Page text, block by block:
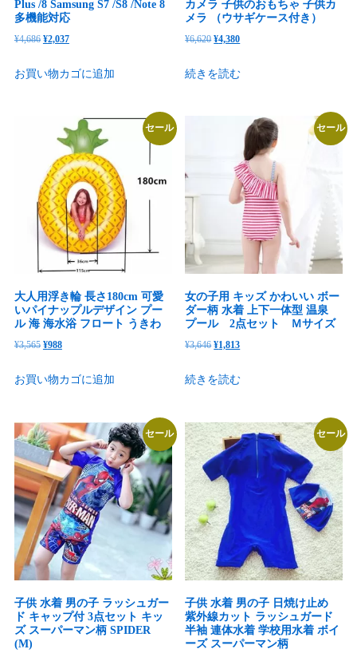
Plus /8 Samsung S7 /S8 /Note 8
多機能対応
¥4,686 元
価
¥4,686
し
た。
¥2,037現
の
は
¥2,037
で
す。
お買い物カゴに追加
カメラ 子供のおもちゃ 子供カ
メラ （ウサギケース付き）
¥6,620 元
価
た。
¥4,380現
は
¥4,380
で
す。
続きを読む
セール
大人用浮き輪 長さ180cm 可愛
いパイナップルデザイン プー
ル 海 海水浴 フロート うきわ
¥3,565 元
価
は
¥3,565
で
し
た。
¥988現
の
格
は
¥988
で
す。
お買い物カゴに追加
セール
女の子用 キッズ かわいい ボー
ダー柄 水着 上下一体型 温泉
プール 2点セット Ｍサイズ
¥3,646 元
価
は
¥3,646
で
し
た。
¥1,813現
格
は
¥1,813
で
続きを読む
セール
子供 水着 男の子 ラッシュガー
ド キャップ付 3点セット キッ
ズ スーパーマン柄 SPIDER
(M)
セール
子供 水着 男の子 日焼け止め
紫外線カット ラッシュガード
半袖 連体水着 学校用水着 ボイ
ーズ スーパーマン柄